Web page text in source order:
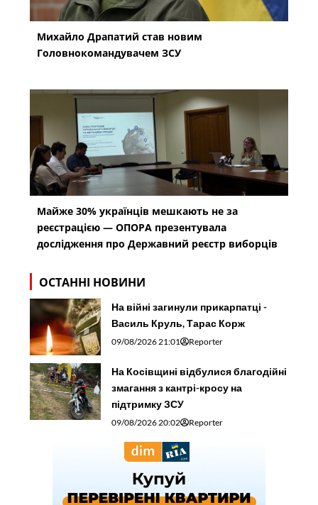
Михайло Драпатий став новим
Головнокомандувачем ЗСУ
Майже 30% українців мешкають не за
реєстрацією — ОПОРА презентувала
дослідження про Державний реєстр виборців
ОСТАННІ НОВИНИ
На війні загинули прикарпатці -
Василь Круль, Тарас Корж
09/08/2026 21:01 Reporter
На Косівщині відбулися благодійні
змагання з кантрі-кросу на
підтримку ЗСУ
09/08/2026 20:02 Reporter